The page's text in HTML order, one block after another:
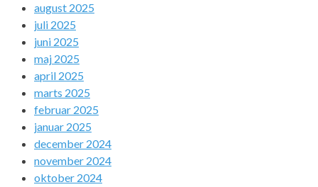
august 2025
juli 2025
juni 2025
maj 2025
april 2025
marts 2025
februar 2025
januar 2025
december 2024
november 2024
oktober 2024